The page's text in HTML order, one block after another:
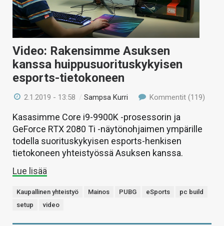
Video: Rakensimme Asuksen
kanssa huippusuorituskykyisen
esports-tietokoneen
2.1.2019 - 13:58 /Sampsa Kurri Kommentit (119)
Kasasimme Core i9-9900K -prosessorin ja
GeForce RTX 2080 Ti -näytönohjaimen ympärille
todella suorituskykyisen esports-henkisen
tietokoneen yhteistyössä Asuksen kanssa.
Lue lisää
Kaupallinen yhteistyö Mainos PUBG eSports
pc build
setup
video